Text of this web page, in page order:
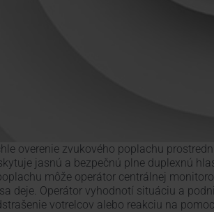
overenie zvukového poplachu
jasnú a bezpečnú plne duplexnú
môže operátor centrálnej
deje. Operátor vyhodnotí situáciu a
votrelcov alebo reakciu na